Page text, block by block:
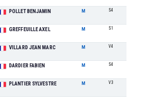
POLLET BENJAMIN M S4
GREFFEUILLE AXEL M S1
VILLARD JEAN MARC M V4
DARDIER FABIEN M S4
PLANTIER SYLVESTRE M V3